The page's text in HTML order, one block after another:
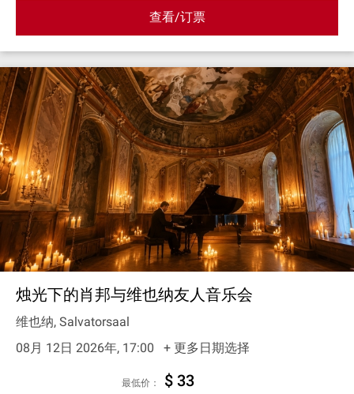
查看/订票
烛光下的肖邦与维也纳友人音乐会
维也纳, Salvatorsaal
08月 12日 2026年, 17:00
+ 更多日期选择
最低价： $ 33